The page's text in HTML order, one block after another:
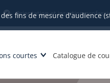
fins de mesure d'audience
Orientation et insertion
courtes Catalogue de